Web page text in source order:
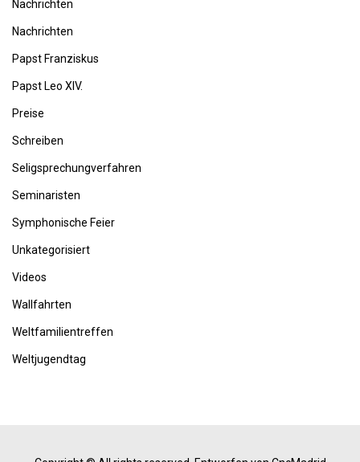
Nachrichten
Nachrichten
Papst Franziskus
Papst Leo XIV.
Preise
Schreiben
Seligsprechungverfahren
Seminaristen
Symphonische Feier
Unkategorisiert
Videos
Wallfahrten
Weltfamilientreffen
Weltjugendtag